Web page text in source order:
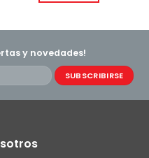
y novedades!